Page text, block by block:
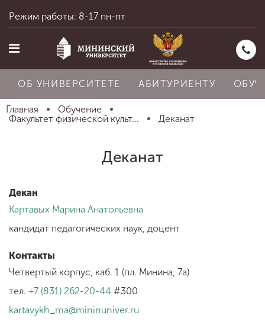
Абитуриенту
Обучение
Наука
Режим работы: 8-17 пн-пт
ОБ УНИВЕРСИТЕТЕ АБИТУРИЕНТУ
Главная
Обучение
Факультет физической культ...
Деканат
Деканат
Декан
Картавых Марина Анатольевна
кандидат педагогических наук, доцент
Контакты
Четвертый корпус, каб. 1 (пл. Минина, 7а)
тел. +7 (831) 262-20-44 #300
kartavykh_ma@mininuniver.ru